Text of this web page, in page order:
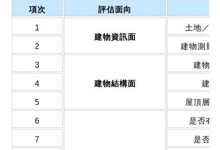
項次 評估面向
1
建物資訊面
土地／
2 建物測量
3
建物結構面
建物
4 建
5 屋頂層
6 是否有
7 是否